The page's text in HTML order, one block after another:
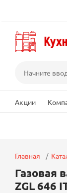
Акции
Главная
Газовая
ZGL 646